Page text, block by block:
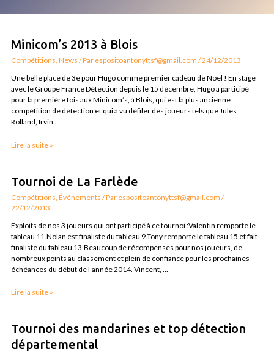
Minicom’s 2013 à Blois
Compétitions,News / Par espositoantonyttsf@gmail.com/24/12/2013
Une belle place de 3e pour Hugo comme premier cadeau de Noël ! En stage
avec le Groupe France Détection depuis le 15 décembre, Hugo a participé
pour la première fois aux Minicom’s, à Blois, qui est la plus ancienne
compétition de détection et qui a vu défiler des joueurs tels que Jules
Rolland, Irvin …
Minicom’s
2013
à
Blois
Lire la suite »
Tournoi de La Farlède
Compétitions ,Événements / Par espositoantonyttsf@gmail.com/
22/12/2013
Exploits de nos 3 joueurs qui ont participé à ce tournoi :Valentin remporte le
tableau 11.Nolan est finaliste du tableau 9.Tony remporte le tableau 15 et fait
finaliste du tableau 13.Beaucoup de récompenses pour nos joueurs, de
nombreux points au classement et plein de confiance pour les prochaines
échéances du début de l’année 2014. Vincent, …
Tournoi
de
La
Farlède
Lire la suite »
Tournoi des mandarines et top détection
départemental
Tournoi
des
mandarines